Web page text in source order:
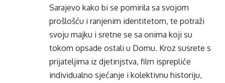
Sarajevo kako bi se pomirila sa svojom
prošlošću i ranjenim identitetom, te potraži
svoju majku i sretne se sa onima koji su
tokom opsade ostali u Domu. Kroz susrete s
prijateljima iz djetinjstva, film isprepliće
individualno sjećanje i kolektivnu historiju,